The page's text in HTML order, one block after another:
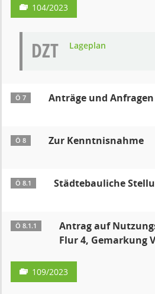
104/2023
DZT Lageplan
Ö 7 Anträge und
Ö 8 Zur Kenntnisnahme
Ö 8.1 Städtebauliche
Ö 8.1.1
Antrag auf
Flur 4, Gemarkung
109/2023